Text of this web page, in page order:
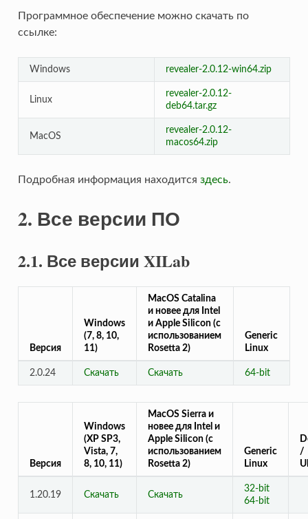
Программное обеспечение можно скачать по
ссылке:
Windows revealer-2.0.12-win64.zip
Linux
revealer-2.0.12-
deb64.tar.gz
MacOS
revealer-2.0.12-
macos64.zip
Подробная информация находится здесь.
2. Все версии ПО
2.1. Все версии XILab
Версия
Windows
(7, 8, 10,
11)
MacOS Catalina
и новее для Intel
и Apple Silicon (с
использованием
Rosetta 2)
Generic
Linux
2.0.24 Скачать Скачать 64-bit
Версия
Windows
(XP SP3,
Vista, 7,
8, 10, 11)
MacOS Sierra и
новее для Intel и
Apple Silicon (с
использованием
Rosetta 2)
Generic
Linux
/
1.20.19 Скачать Скачать
32-bit
64-bit